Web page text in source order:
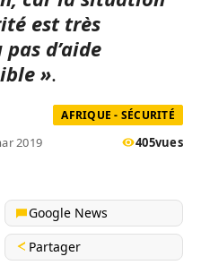
est très
d’aide
».
AFRIQUE - SÉCURITÉ
2019 405vues
Google News
Partager